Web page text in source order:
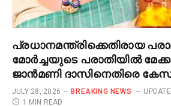
പ്രധാനമന്ത്രിക്കെതിരായ
മോർച്ചയുടെ പരാതിയിൽ
ജാൻമണി ദാസിനെതിരെ
JULY 28, 2026 BREAKING NEWS
1 MIN READ